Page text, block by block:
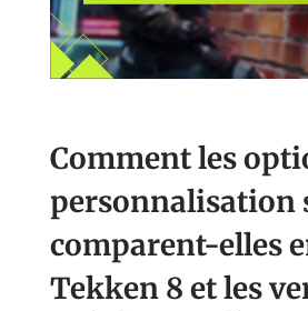
Comment les
personnalisation
comparent-elles
Tekken 8 et les